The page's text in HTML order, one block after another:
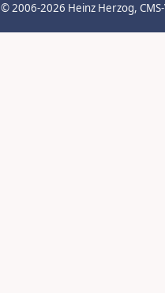
© 2006-2026 Heinz Herzog,